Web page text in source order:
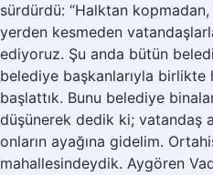
sürdürdü: “Halktan kopmadan,
yerden kesmeden
ediyoruz. Şu anda bütün
belediye başkanlarıyla birlikte
başlattık. Bunu belediye
düşünerek dedik ki; vatandaş
onların ayağına gidelim.
mahallesindeydik. Aygören